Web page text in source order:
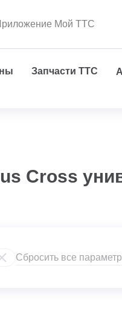
Мой ТТС
Запчасти ТТС
Cross
Сбросить все